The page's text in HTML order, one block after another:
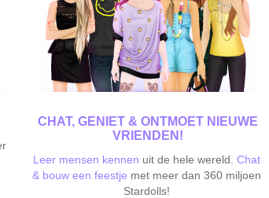
CHAT, GENIET & ONTMOET NIEUWE
VRIENDEN!
Leer mensen kennen uit de hele wereld. Chat
& bouw een feestje met meer dan 360 miljoen
Stardolls!